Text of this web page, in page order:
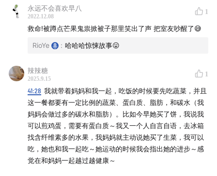
31:34「也许我们可以选择是被洗脑，还是另一个催化
剂」
31:59 「等你长大了，你可以没日没夜的看视频啊」
32:44「小朋友的注意力也很容易被浪费」
34:14「她不挑食，是因为她没有权利挑食」
35:20「成长的过程，应该更多地学会怎么服务他人」
36:08「感恩才是最大的奖励」
37:17「在五六岁的时候，你就已经在经历和现在一样的
成瘾」
38:01「我们遇到问题就逃避，遇到不开心的事情就转
移注意力」
永远不会喜欢早八
2022.12.08
1
救命!被蹲点芒果鬼祟掀被子那里笑出了声 把室友吵醒了😅
RioYe : 哈哈哈惊悚故事😛
辣辣糖
2025.9.15
1
41:28 我就带着妈妈和我一起，吃饭的时候要先吃蔬菜，并且
这一餐都要有一定比例的蔬菜、蛋白质、脂肪，和碳水（我
妈妈会做过多的碳水和脂肪）。比如今早她买了饼，我说我
可以煎鸡蛋，需要有蛋白质～我又一个人自言自语，去冰箱
找含纤维素多的水果，我妈妈就主动说她买了生菜，我可以
吃，她也和我一起吃～她运动的时候我会指出她的进步～感
觉在和妈妈一起越过越健康～